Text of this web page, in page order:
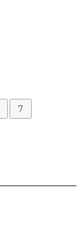
7